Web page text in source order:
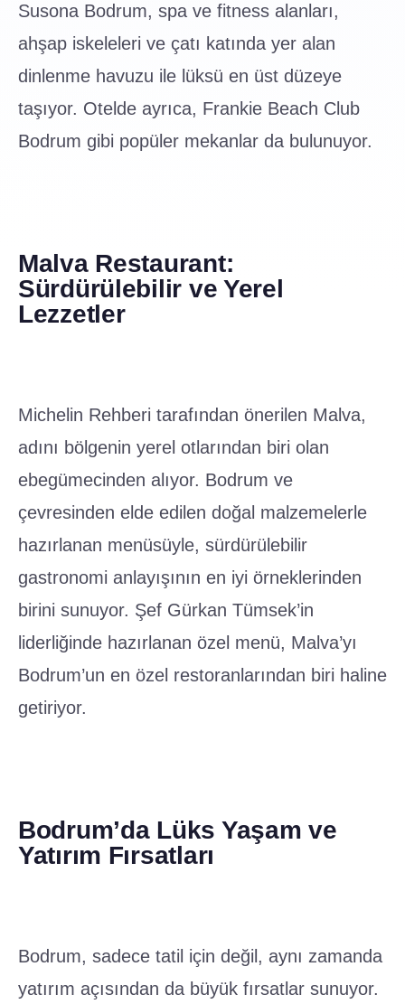
ahşap iskeleleri ve çatı katında yer alan
dinlenme havuzu ile lüksü en üst düzeye
taşıyor. Otelde ayrıca, Frankie Beach Club
Bodrum gibi popüler mekanlar da bulunuyor.
Sürdürülebilir ve Yerel
Lezzetler
adını bölgenin yerel otlarından biri olan
ebegümecinden alıyor. Bodrum ve
çevresinden elde edilen doğal malzemelerle
hazırlanan menüsüyle, sürdürülebilir
gastronomi anlayışının en iyi örneklerinden
birini sunuyor. Şef Gürkan Tümsek’in
liderliğinde hazırlanan özel menü, Malva’yı
Bodrum’un en özel restoranlarından biri haline
getiriyor.
Yatırım Fırsatları
yatırım açısından da büyük fırsatlar sunuyor.
Bodrum evleri ve Bodrum villaları, deniz